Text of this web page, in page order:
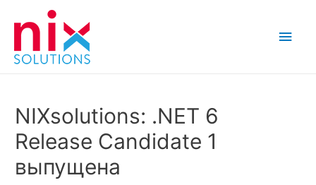
Main
NIXsolutions: .NET 6
Release Candidate 1
выпущена